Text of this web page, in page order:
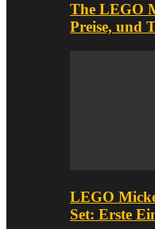
The LEGO
Preise, und
LEGO
Set: Erste